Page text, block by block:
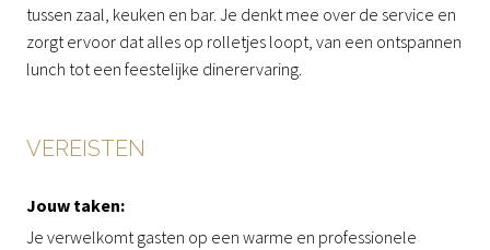
tussen zaal, keuken en bar. Je denkt mee over de service en
zorgt ervoor dat alles op rolletjes loopt, van een ontspannen
lunch tot een feestelijke dinerervaring.
VEREISTEN
Jouw taken:
Je verwelkomt gasten op een warme en professionele